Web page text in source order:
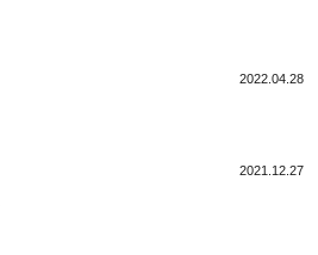
2022.04.28
2021.12.27